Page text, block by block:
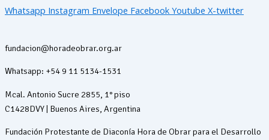
Whatsapp Instagram Envelope Facebook Youtube X-twitter
fundacion@horadeobrar.org.ar
Whatsapp: +54 9 11 5134-1531
Mcal. Antonio Sucre 2855, 1° piso
C1428DVY | Buenos Aires, Argentina
Fundación Protestante de Diaconía Hora de Obrar para el Desarrollo